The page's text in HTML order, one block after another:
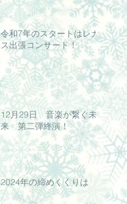
令和7年のスタートはレガ
ス出張コンサート！
12月29日 音楽が繋ぐ未
来 第二弾終演！
2024年の締めくくりは